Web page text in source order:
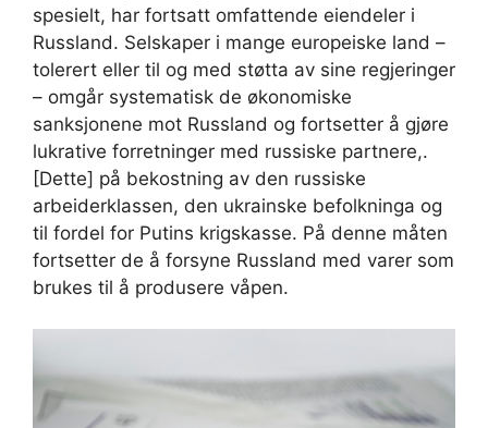
spesielt, har fortsatt omfattende eiendeler i
Russland. Selskaper i mange europeiske land –
tolerert eller til og med støtta av sine regjeringer
– omgår systematisk de økonomiske
sanksjonene mot Russland og fortsetter å gjøre
lukrative forretninger med russiske partnere,.
[Dette] på bekostning av den russiske
arbeiderklassen, den ukrainske befolkninga og
til fordel for Putins krigskasse. På denne måten
fortsetter de å forsyne Russland med varer som
brukes til å produsere våpen.